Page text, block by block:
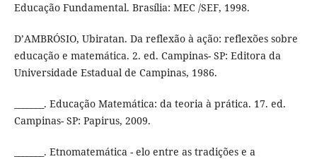
Educação Fundamental. Brasília: MEC /SEF, 1998.
D’AMBRÓSIO, Ubiratan. Da reflexão à ação: reflexões sobre
educação e matemática. 2. ed. Campinas- SP: Editora da
Universidade Estadual de Campinas, 1986.
_______. Educação Matemática: da teoria à prática. 17. ed.
Campinas- SP: Papirus, 2009.
_______. Etnomatemática - elo entre as tradições e a